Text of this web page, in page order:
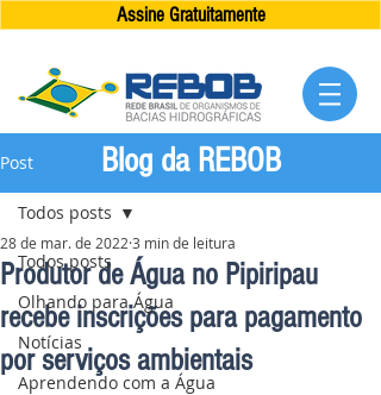
Assine Gratuitamente
Post
Todos posts
Olhando para Água
Notícias
Aprendendo com a Água
Todos posts
Produtor de Água no Pipiripau
recebe inscrições para pagamento
por serviços ambientais
28 de mar. de 2022 3 min de leitura
Blog da REBOB